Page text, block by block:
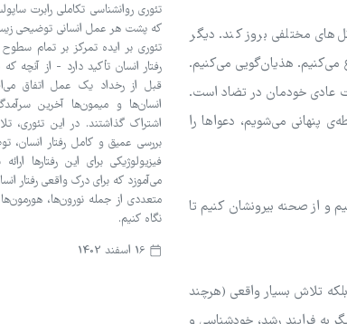
مختلفی بروز کند. دیگر
می‌کنیم. هذیان‌گویی می‌کنیم.
عادی خودمان در تضاد است.
پنهانی می‌شویم، دعواها را
و از صحنه بیرونشان کنیم تا
تلاش بسیار واقعی (هرچند
تئوری روانشناسی تکاملی رابرت
که پشت هر عمل انسانی توضیحی
تئوری بر ایده تمرکز بر تمام
رفتار انسان تأکید دارد - از آنچه
قبل از رخداد یک عمل اتفاق
انسان‌ها و میمون‌ها آخرین
اشتراک گذاشتند. در این تئوری،
بررسی عمیق و کامل رفتار انسان،
فیزیولوژیکی برای این رفتارها
می‌آموزد که برای درک واقعی رفتار
متعددی از جمله نورون‌ها،
نگاه کنیم.